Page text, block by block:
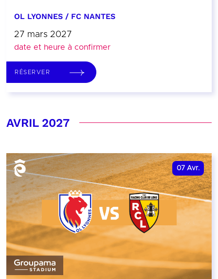
OL LYONNES / FC NANTES
27 mars 2027
date et heure à confirmer
RÉSERVER
AVRIL 2027
07 Avr.